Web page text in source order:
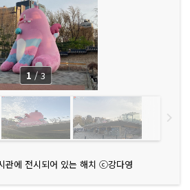
관에 전시되어 있는 해치 ⓒ강다영
1 / 3